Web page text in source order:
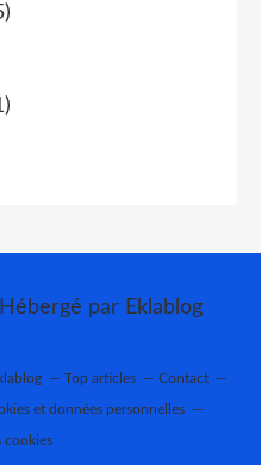
par Eklablog
Top articles Contact
et données personnelles
cookies